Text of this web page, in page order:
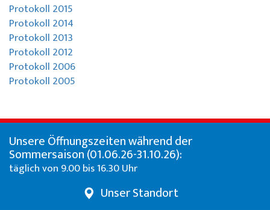
Spezialangebote
Skeacher
Willy's Skiverleih
Unser Restaurant
Colani Skiverleih
Skitickets La Punt
La Punt
Über die Skischule
Team
Demoteam
FAQ
Jobs
Protokoll 2015
Protokoll 2014
Protokoll 2013
Protokoll 2012
Protokoll 2006
Protokoll 2005
Unsere Öffnungszeiten während der
Sommersaison (01.06.26-31.10.26):
täglich von 9.00 bis 16.30 Uhr
Unser Standort